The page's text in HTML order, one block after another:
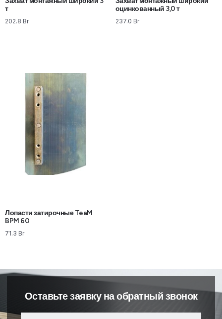
т
202.8 Br
оцинкованный 3,0 т
237.0 Br
Лопасти затирочные TeaM
BPM 60
71.3 Br
Оставьте заявку на обратный звонок